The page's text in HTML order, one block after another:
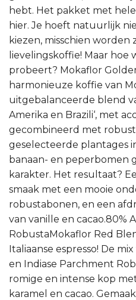
hebt. Het pakket met
hier. Je hoeft natuurlijk
kiezen, misschien worden
lievelingskoffie! Maar hoe
probeert? Mokaflor
harmonieuze koffie van
uitgebalanceerde blend
Amerika en Brazili‘, met
gecombineerd met
geselecteerde plantages
banaan- en peperbomen
karakter. Het resultaat?
smaak met een mooie
robustabonen, en een
van vanille en cacao.80%
RobustaMokaflor Red
Italiaanse espresso! De
en Indiase Parchment
romige en intense kop
karamel en cacao.